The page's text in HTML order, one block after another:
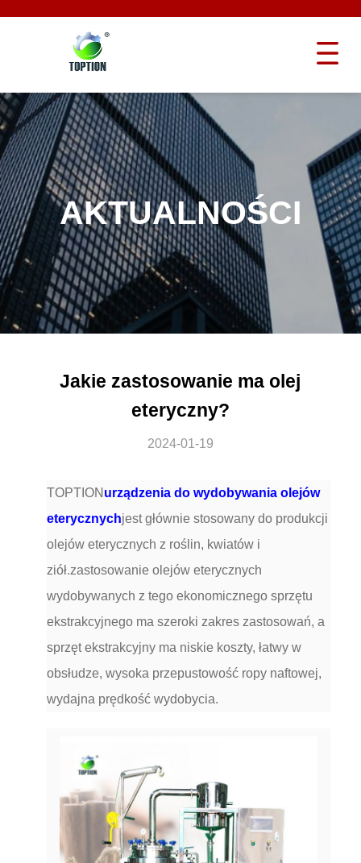
AKTUALNOŚCI
Jakie zastosowanie ma olej
eteryczny?
2024-01-19
TOPTION urządzenia do wydobywania olejów
eterycznychjest głównie stosowany do produkcji
olejów eterycznych z roślin, kwiatów i
ziół.zastosowanie olejów eterycznych
wydobywanych z tego ekonomicznego sprzętu
ekstrakcyjnego ma szeroki zakres zastosowań, a
sprzęt ekstrakcyjny ma niskie koszty, łatwy w
obsłudze, wysoka przepustowość ropy naftowej,
wydajna prędkość wydobycia.